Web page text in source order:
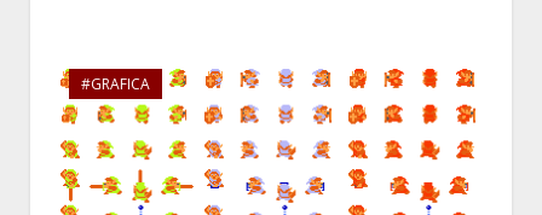
#GRAFICA